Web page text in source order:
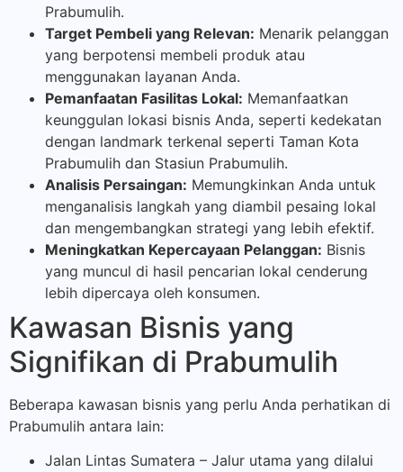
Prabumulih.
Target Pembeli yang Relevan: Menarik pelanggan
yang berpotensi membeli produk atau
menggunakan layanan Anda.
Pemanfaatan Fasilitas Lokal: Memanfaatkan
keunggulan lokasi bisnis Anda, seperti kedekatan
dengan landmark terkenal seperti Taman Kota
Prabumulih dan Stasiun Prabumulih.
Analisis Persaingan: Memungkinkan Anda untuk
menganalisis langkah yang diambil pesaing lokal
dan mengembangkan strategi yang lebih efektif.
Meningkatkan Kepercayaan Pelanggan: Bisnis
yang muncul di hasil pencarian lokal cenderung
lebih dipercaya oleh konsumen.
Kawasan Bisnis yang
Signifikan di Prabumulih
Beberapa kawasan bisnis yang perlu Anda perhatikan di
Prabumulih antara lain:
Jalan Lintas Sumatera – Jalur utama yang dilalui